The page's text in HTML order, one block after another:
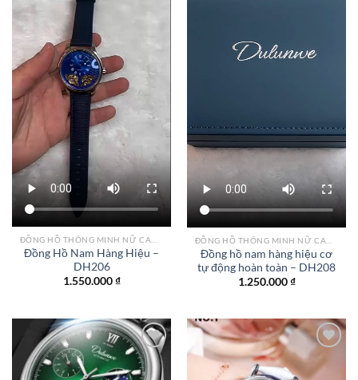
Đồng Hồ Nam Hàng Hiệu –
DH206
1.550.000₫
Đồng hồ nam hàng hiệu cơ
tự động hoàn toàn – DH208
1.250.000₫